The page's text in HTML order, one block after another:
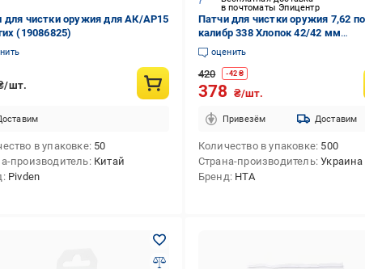
для чистки оружия для АК/АР15
(19086825)
шт.
в упаковке 50
производитель Китай
Pivden
в почтоматы Эпицентр
Патчи для чистки оружия 7,62
калибр 338 Хлопок 42/42 мм
квадратные 500 шт. (18231235)
оценить
420 -42₴
378 ₴/шт.
Привезём Доставим
Количество в упаковке 500
Страна-производитель Украина
Бренд HTA